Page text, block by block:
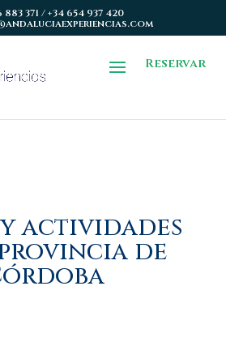
883 371 / +34 654 937 420
Reservar
actividades
de